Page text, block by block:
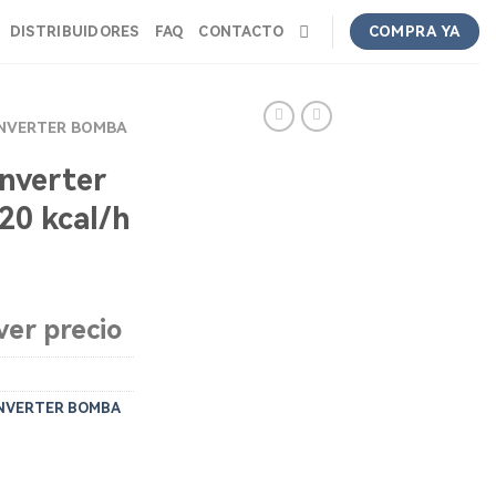
DISTRIBUIDORES FAQ CONTACTO COMPRA YA
BOMBA
kcal/h
precio
BOMBA